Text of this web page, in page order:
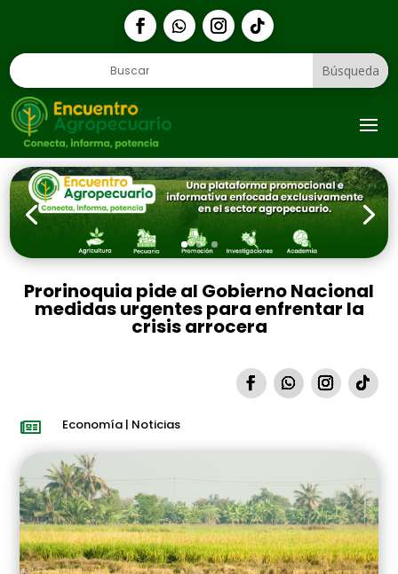
Prorinoquia pide al Gobierno Nacional
medidas urgentes para enfrentar la
crisis arrocera
 Economía| Noticias